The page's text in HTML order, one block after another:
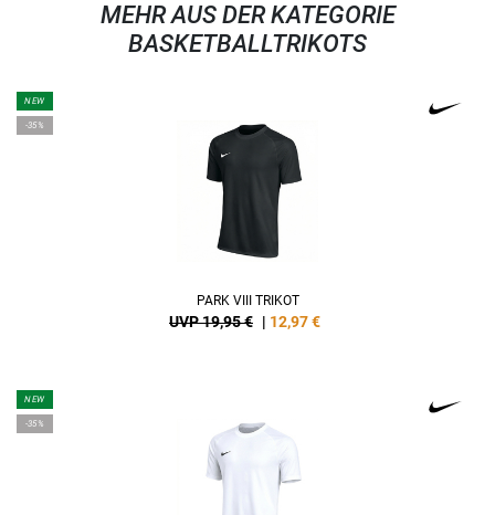
MEHR AUS DER KATEGORIE
BASKETBALLTRIKOTS
NEW
-35%
PARK VIII TRIKOT
UVP 19,95 € | 12,97€
NEW
-35%